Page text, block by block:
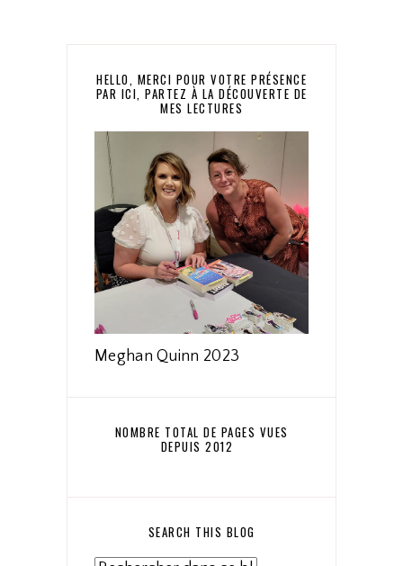
HELLO, MERCI POUR VOTRE PRÉSENCE
PAR ICI, PARTEZ À LA DÉCOUVERTE DE
MES LECTURES
Meghan Quinn 2023
NOMBRE TOTAL DE PAGES VUES
DEPUIS 2012
SEARCH THIS BLOG